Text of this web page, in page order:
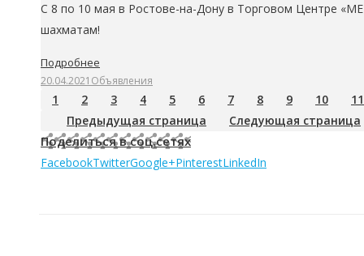
С 8 по 10 мая в Ростове-на-Дону в Торговом Центре
шахматам!
Подробнее
20.04.2021 Объявления
1 2 3 4 5 6 7 8 9 10
11
Предыдущая страница
Следующая страница
Поделиться в соц.сетях
FacebookTwitterGoogle+PinterestLinkedIn